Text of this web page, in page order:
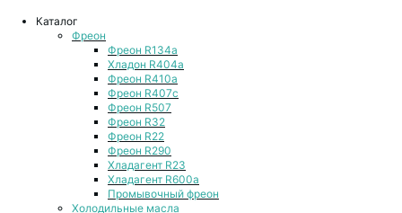
Каталог
Фреон
Фреон R134a
Хладон R404a
Фреон R410a
Фреон R407с
Фреон R507
Фреон R32
Фреон R22
Фреон R290
Хладагент R23
Хладагент R600a
Промывочный фреон
Холодильные масла